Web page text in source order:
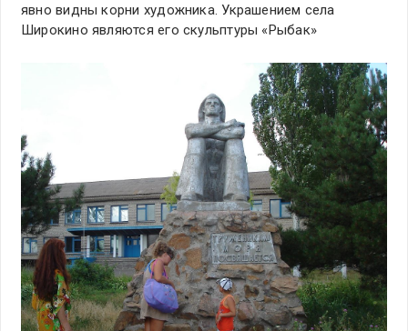
явно видны корни художника. Украшением села
Широкино являются его скульптуры «Рыбак»